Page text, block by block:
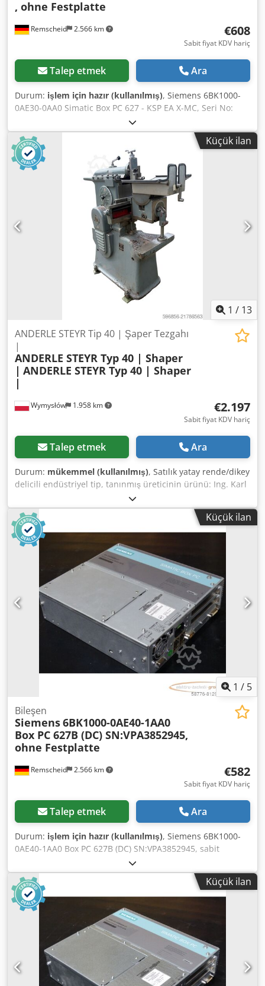
Remscheid 2.566 km
, ohne Festplatte
€608
Sabit fiyat KDV hariç
Talep etmek Ara
Durum: işlem için hazır (kullanılmış), Siemens 6BK1000-
0AE30-0AA0 Simatic Box PC 627 - KSP EA X-MC, Seri No:
VPW4002009, sabit disk olmadan, ikinci el, normal kullanım
izleri mevcut, %100 çalışır durumda, teslimat kapsamı
fotoğraflarda görünenler ile sınırlıdır. Dsdsi Edklepfx
Adpekr
Küçük ilan
1 / 13
Wymysłów 1.958 km
ANDERLE STEYR Tip 40 | Şaper Tezgahı
|
ANDERLE STEYR Typ 40 | Shaper
| ANDERLE STEYR Typ 40 | Shaper
|
€2.197
Sabit fiyat KDV hariç
Talep etmek Ara
Durum: mükemmel (kullanılmış), Satılık yatay rende/dikey
delicili endüstriyel tip, tanınmış üreticinin ürünü: Ing. Karl
Anderle, Steyr (Avusturya) Sağlam ve ağır bir endüstriyel
makine – atölye, takımhane veya üretim için idealdir. 📊
Teknik veriler: Üretici: Ing. Karl Anderle Model: 40 Üretim
yılı: 1962 Makine numarası: 948/336 Çalışma vuruşları: 30 /
60 / 90 / 180 strok/dakika ⚡ Motor verileri: Üretici: FFD Wien
Model: DU 1,5/2/4 Güç: 2 / 1,5 HP Gerilim: 380 V Dksdpfx
Aey E N Tdodpor Akım: 3,3 / 2,9 A Devir sayısı: 2800 / 1400
dev/dak Frekans: 50 Hz 2 kademeli motor ✅ Durum:
Kullanılmış makine Normal kullanım izleri mevcut Teknik
olarak iyi durumda Eksiksiz – fotoğraflarda görüldüğü gibi
📹 Makinenin çalışma videosu gönderilebilir (WhatsApp) 🚚
Taşıma: Paletli gönderim mümkündür Kendi teslim alma
seçeneği Nakliye organizasyonunda yardımcı oluruz
Küçük ilan
1 / 5
Remscheid 2.566 km
Bileşen
Siemens6BK1000-0AE40-1AA0
Box PC 627B (DC) SN:VPA3852945,
ohne Festplatte
€582
Sabit fiyat KDV hariç
Talep etmek Ara
Durum: işlem için hazır (kullanılmış), Siemens 6BK1000-
0AE40-1AA0 Box PC 627B (DC) SN:VPA3852945, sabit
disksiz, seri no. fotoğrafta görüldüğü gibi, kullanılmış, iyi
durumda, %100 işlevsel, teslimat kapsamı fotoğrafta
görüldüğü gibi Dkodpfji Edkwex Adper
Küçük ilan